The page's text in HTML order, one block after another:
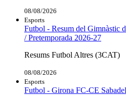
08/08/2026
Esports
Futbol - Resum del Gimnàstic
/ Pretemporada 2026-27
Resums Futbol Altres (3CAT)
08/08/2026
Esports
Futbol - Girona FC-CE